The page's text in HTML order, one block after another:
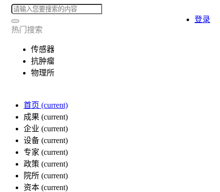
热门搜索
传感器
抗肿瘤
物理所
首页 (current)
成果 (current)
企业 (current)
设备 (current)
专家 (current)
政策 (current)
院所 (current)
资本 (current)
登录